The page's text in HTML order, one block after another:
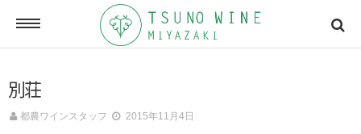
ONLINE SHOP
別荘
都農ワインスタッフ 2015年11月4日